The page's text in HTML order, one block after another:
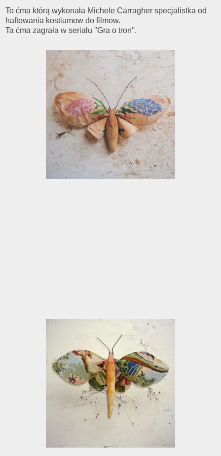
To ćma którą wykonała Michele Carragher specjalistka od
haftowania kostiumow do filmow.
Ta ćma zagrała w serialu ''Gra o tron''.